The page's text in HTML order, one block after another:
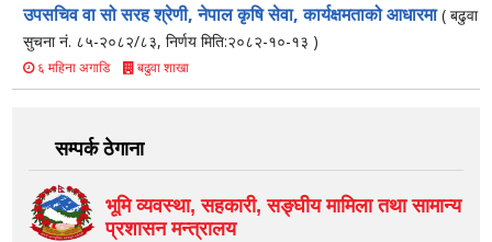
उपसचिव वा सो सरह श्रेणी, नेपाल कृषि सेवा, कार्यक्षमताको आधारमा( बढुवा
सुचना नं. ८५-२०८२/८३, निर्णय मिति:२०८२-१०-१३ )
६ महिना अगाडि बढुवा शाखा
सम्पर्क ठेगाना
भूमि व्यवस्था, सहकारी, सङ्‍घीय मामिला तथा सामान्य
प्रशासन मन्त्रालय